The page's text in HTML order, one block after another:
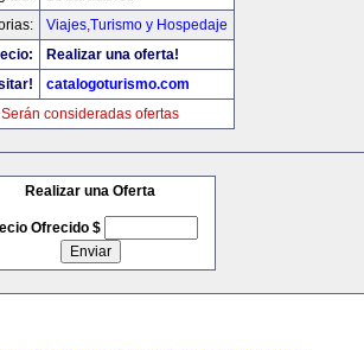
Viajes,Turismo y Hospedaje
Realizar una oferta!
catalogoturismo.com
Serán consideradas ofertas
Realizar una Oferta
Ofrecido $